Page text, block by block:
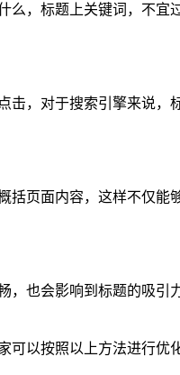
，标题上关键词，不宜
，对于搜索引擎来说，
页面内容，这样不仅能
也会影响到标题的吸引
以按照以上方法进行优